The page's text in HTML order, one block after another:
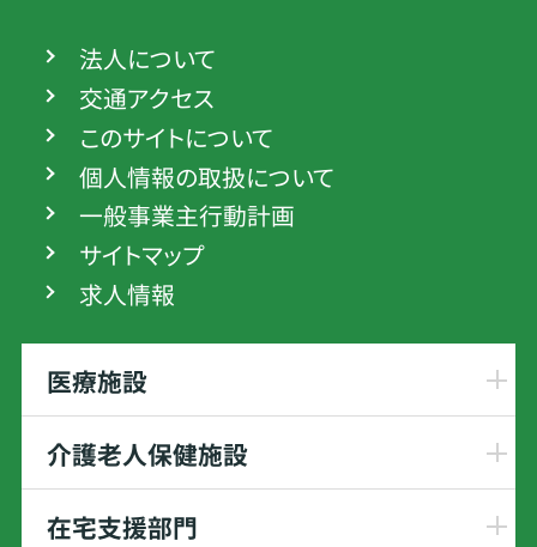
法人について
交通アクセス
このサイトについて
個人情報の取扱について
一般事業主行動計画
サイトマップ
求人情報
医療施設
介護老人保健施設
在宅支援部門